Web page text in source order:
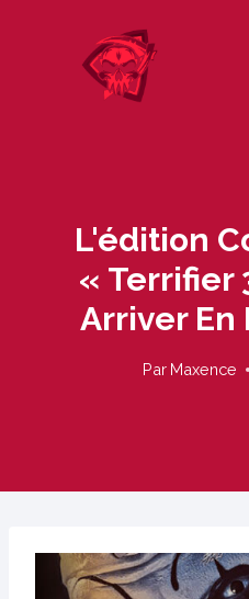
L'édition
« Terrifier
Arriver En
Par Maxence